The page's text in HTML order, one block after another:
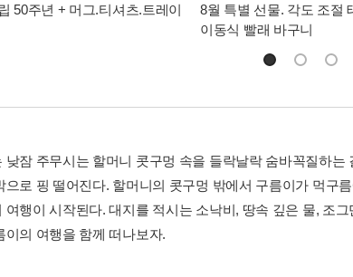
50주년 + 머그.티셔츠.트레이
8월 특별 선물. 각도 조절
이동식 빨래 바구니
낮잠 주무시는 할머니 콧구멍 속을 들락날락 숨바꼭질하
으로 핑 떨어진다. 할머니의 콧구멍 밖에서 구름이가 먹구
여행이 시작된다. 대지를 적시는 소낙비, 땅속 깊은 물, 조
이의 여행을 함께 떠나보자.